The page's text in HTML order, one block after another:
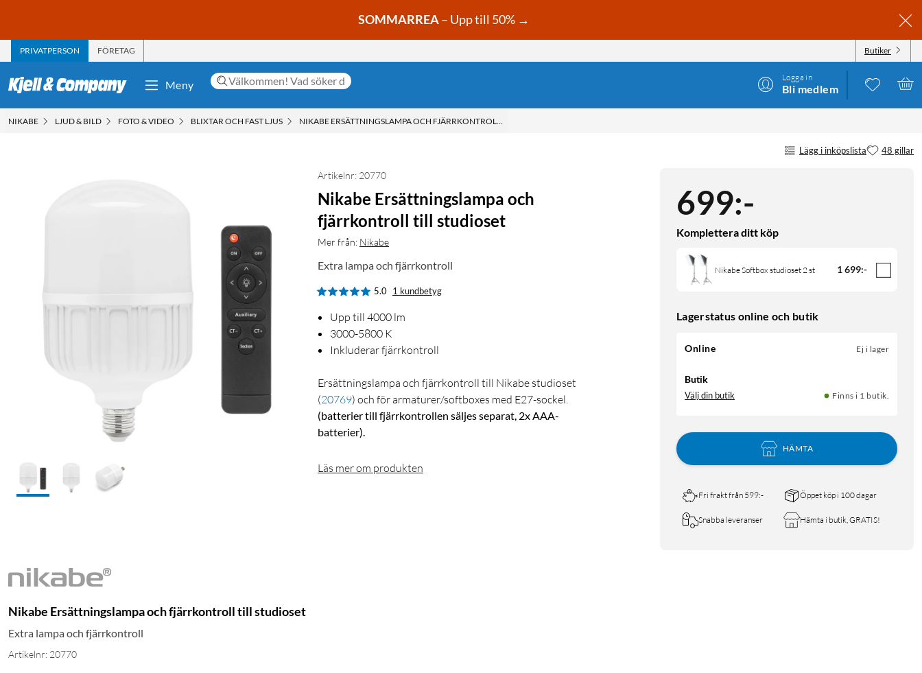
SOMMARREA– Upp till 50% →
PRIVATPERSON FÖRETAG Butiker
Meny
Logga in
Bli medlem
NIKABE LJUD & BILD FOTO & VIDEO BLIXTAR OCH FAST LJUS NIKABE ERSÄTTNINGSLAMPA OCH FJÄRRKONTROLL TILL STUDIOSET
Lägg i inköpslista 48 gillar
699:-
Komplettera ditt köp
Nikabe Softbox studioset 2 st 1 699:-
Lagerstatus online och butik
Online Ej i lager
Butik
Välj din butik Finns i 1 butik.
HÄMTA
Fri frakt från 599:- Öppet köp i 100 dagar
Snabba leveranser Hämta i butik, GRATIS!
Artikelnr: 20770
Nikabe Ersättningslampa och
fjärrkontroll till studioset
Mer från: Nikabe
Extra lampa och fjärrkontroll
5.0 1 kundbetyg
Upp till 4000 lm
3000-5800 K
Inkluderar fjärrkontroll
Ersättningslampa och fjärrkontroll till Nikabe studioset
(20769) och för armaturer/softboxes med E27-sockel.
(batterier till fjärrkontrollen säljes separat, 2x AAA-
batterier).
Läs mer om produkten
Nikabe Ersättningslampa och fjärrkontroll till studioset
Extra lampa och fjärrkontroll
Artikelnr: 20770